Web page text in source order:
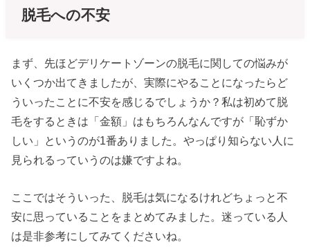
脱毛への不安
まず、先ほどデリケートゾーンの脱毛に関しての悩みが
いくつか出てきましたが、実際にやることになったらど
ういったことに不安を感じるでしょうか？私は初めて脱
毛をするときは「金額」はもちろんなんですが「恥ずか
しい」というのが1番ありました。やっぱり知らない人に
見られるっていうのは嫌ですよね。
ここではそういった、脱毛は気になるけれどちょっと不
安に思っていることをまとめてみました。迷っている人
は是非参考にしてみてくださいね。